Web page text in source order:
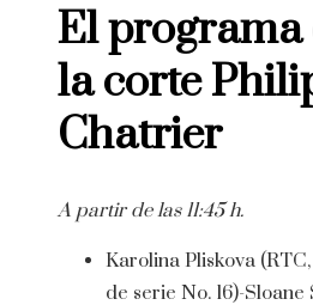
El programa
la corte
Chatrier
A partir de las 11:45 h.
Karolina Pliskova
de serie No. 16)-Sloane